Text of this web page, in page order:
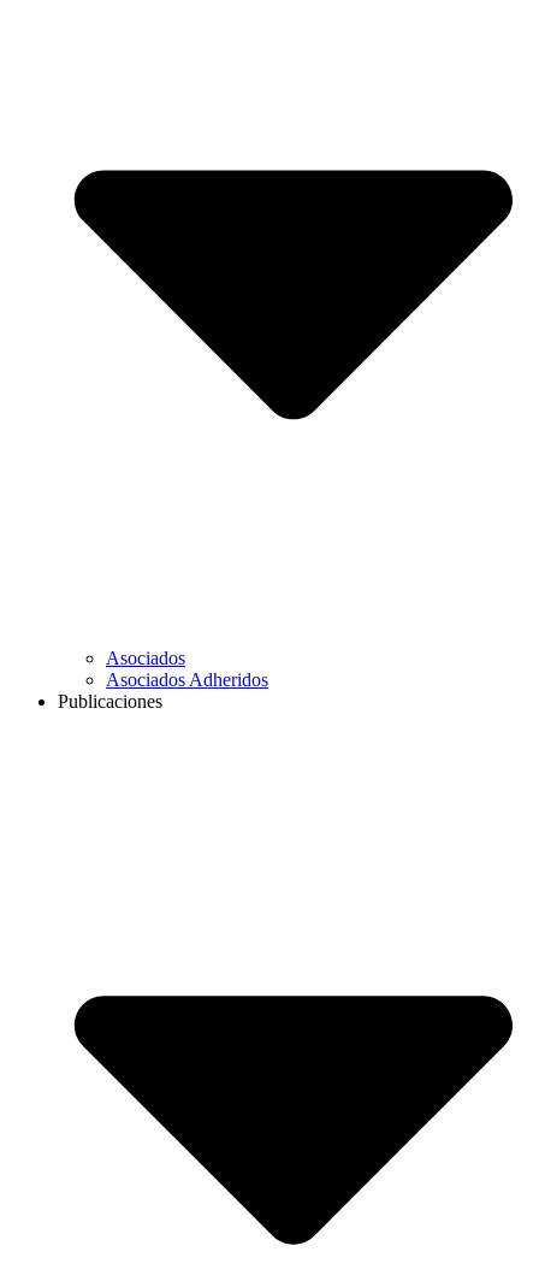
Asociados
Asociados Adheridos
Publicaciones